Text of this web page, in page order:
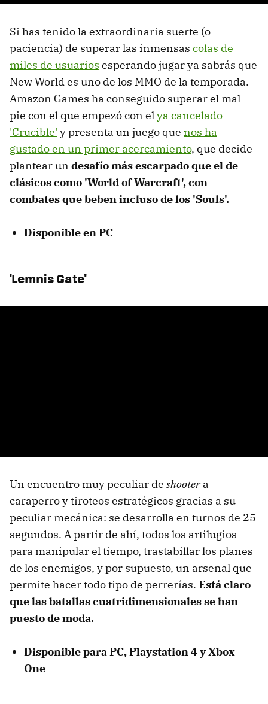
Si has tenido la extraordinaria suerte (o
paciencia) de superar las inmensas colas de
miles de usuarios esperando jugar ya sabrás que
New World es uno de los MMO de la temporada.
Amazon Games ha conseguido superar el mal
pie con el que empezó con elya cancelado
'Crucible' y presenta un juego que nos ha
gustado en un primer acercamiento, que decide
plantear un desafío más escarpado que el de
clásicos como 'World of Warcraft', con
combates que beben incluso de los 'Souls'.
Disponible en PC
'Lemnis Gate'
Un encuentro muy peculiar de shootera
caraperro y tiroteos estratégicos gracias a su
peculiar mecánica: se desarrolla en turnos de 25
segundos. A partir de ahí, todos los artilugios
para manipular el tiempo, trastabillar los planes
de los enemigos, y por supuesto, un arsenal que
permite hacer todo tipo de perrerías. Está claro
que las batallas cuatridimensionales se han
puesto de moda.
Disponible para PC, Playstation 4 y Xbox
One